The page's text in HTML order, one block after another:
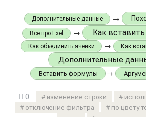
Дополнительные данные →
Все про Exel → Как вставить
Как объединить ячейки → Как
Дополнительные
Вставить формулы →
0 изменение строки
отключение фильтра
по цвету